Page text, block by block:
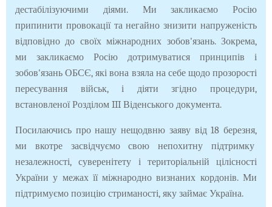
дестабілізуючими діями. Ми закликаємо Росію
припинити провокації та негайно знизити напруженість
відповідно до своїх міжнародних зобов'язань. Зокрема,
ми закликаємо Росію дотримуватися принципів і
зобов'язань ОБСЄ, які вона взяла на себе щодо прозорості
пересування військ, і діяти згідно процедури,
встановленої Розділом III Віденського документа.
Посилаючись про нашу нещодвню заяву від 18 березня,
ми вкотре засвідчуємо свою непохитну підтримку
незалежності, суверенітету і територіальній цілісності
України у межах її міжнародно визнаних кордонів. Ми
підтримуємо позицію стриманості, яку займає Україна.